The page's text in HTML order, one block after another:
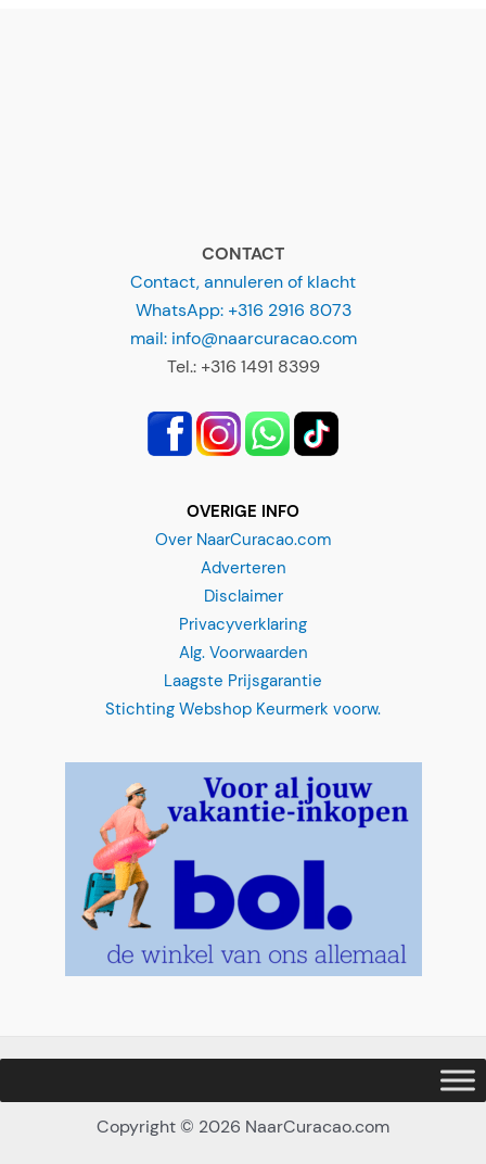
CONTACT
Contact, annuleren of klacht
WhatsApp: +316 2916 8073
mail: info@naarcuracao.com
Tel.: +316 1491 8399
OVERIGE INFO
Over NaarCuracao.com
Adverteren
Disclaimer
Privacyverklaring
Alg. Voorwaarden
Laagste Prijsgarantie
Stichting Webshop Keurmerk voorw.
Copyright © 2026 NaarCuracao.com